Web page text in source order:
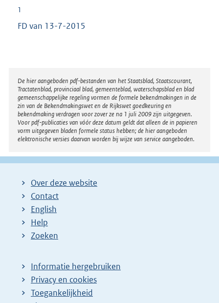
1
FD van 13-7-2015
Disclaimer
De hier aangeboden pdf-bestanden van het Staatsblad, Staatscourant,
Tractatenblad, provinciaal blad, gemeenteblad, waterschapsblad en blad
gemeenschappelijke regeling vormen de formele bekendmakingen in de
zin van de Bekendmakingswet en de Rijkswet goedkeuring en
bekendmaking verdragen voor zover ze na 1 juli 2009 zijn uitgegeven.
Voor pdf-publicaties van vóór deze datum geldt dat alleen de in papieren
vorm uitgegeven bladen formele status hebben; de hier aangeboden
elektronische versies daarvan worden bij wijze van service aangeboden.
Over deze website
Contact
English
Help
Zoeken
Informatie hergebruiken
Privacy en cookies
Toegankelijkheid